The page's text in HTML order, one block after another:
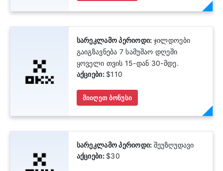
სარეკლამო პერიოდი: ჯილდოები
გაიგზავნება 7 სამუშაო დღეში
ყოველი თვის 15-დან 30-მდე.
აქციები: $110
მიიღეთ ბონუსი
სარეკლამო პერიოდი: შეუზღუდავი
აქციები: $30